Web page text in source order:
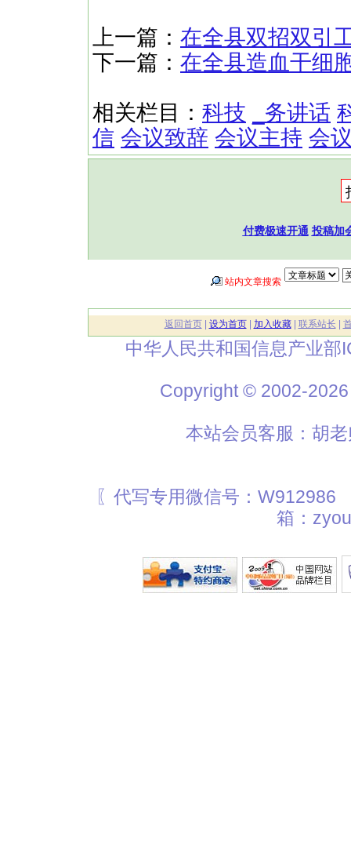
上一篇： 在全县双招双引
下一篇： 在全县造血干细
相关栏目： 科技 _务讲话
信 会议致辞 会议主持 会
付费极速开通 投稿加
站内文章搜索
返回首页| 设为首页| 加入收藏| 联系站长
中华人民共和国信息产业部
Copyright © 2002-
本站会员客服：胡
〖代写专用微信号：
箱：